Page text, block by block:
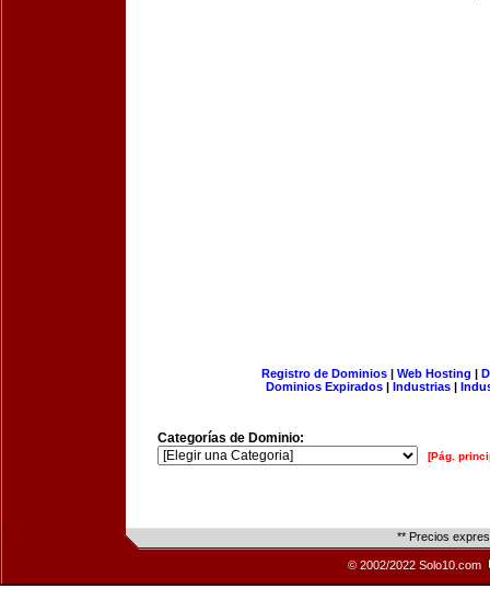
Registro de Dominios| Web Hosting |
Dominios Expirados | Industrias |
Categorías de Dominio:
[Pág.
** Precios
© 2002/2022 Solo10.com